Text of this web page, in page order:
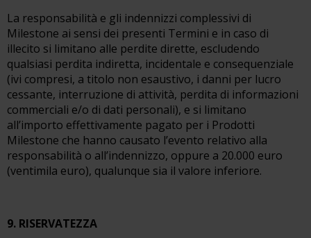
La responsabilità e gli indennizzi complessivi di
Milestone ai sensi dei presenti Termini e in caso di
illecito si limitano alle perdite dirette, escludendo
qualsiasi perdita indiretta, incidentale e consequenziale
(ivi compresi, a titolo non esaustivo, i danni per lucro
cessante, interruzione di attività, perdita di informazioni
commerciali e/o di dati personali), e si limitano
all’importo effettivamente pagato per i Prodotti
Milestone che hanno causato l’evento relativo alla
responsabilità o all’indennizzo, oppure a 20.000 euro
(ventimila euro), qualunque sia il valore inferiore.
9. RISERVATEZZA